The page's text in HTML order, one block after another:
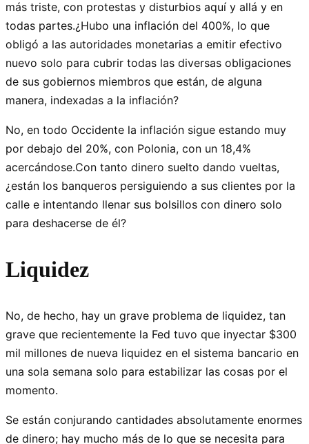
más triste, con protestas y disturbios aquí y allá y en
todas partes.¿Hubo una inflación del 400%, lo que
obligó a las autoridades monetarias a emitir efectivo
nuevo solo para cubrir todas las diversas obligaciones
de sus gobiernos miembros que están, de alguna
manera, indexadas a la inflación?
No, en todo Occidente la inflación sigue estando muy
por debajo del 20%, con Polonia, con un 18,4%
acercándose.Con tanto dinero suelto dando vueltas,
¿están los banqueros persiguiendo a sus clientes por la
calle e intentando llenar sus bolsillos con dinero solo
para deshacerse de él?
Liquidez
No, de hecho, hay un grave problema de liquidez, tan
grave que recientemente la Fed tuvo que inyectar $300
mil millones de nueva liquidez en el sistema bancario en
una sola semana solo para estabilizar las cosas por el
momento.
Se están conjurando cantidades absolutamente enormes
de dinero; hay mucho más de lo que se necesita para